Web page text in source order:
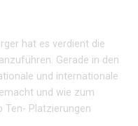
hat es verdient die
Gerade in den
und internationale
und wie zum
Ten- Platzierungen